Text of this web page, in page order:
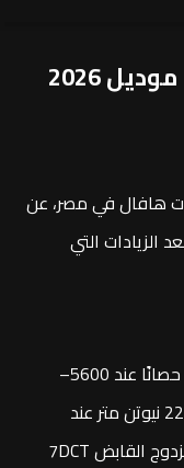
أحدث أسعار سيارات هافال موديل 2026
هافالفي مصر، عن
أسعار سيارات هافال موديل 2026 بعد الزيادات التي
تأتي السيارة بمحرك 1.5 لتر يولد قوة 148 حصانًا عند 5600–
6000 دورة في الدقيقة، مع عزم دوران 220 نيوتن متر عند
2000–4400 دورة، وتعمل بناقل حركة مزدوج القابض 7DCT